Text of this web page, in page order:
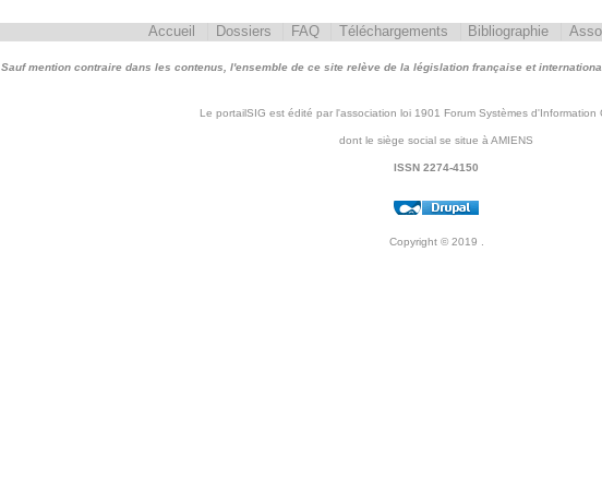
Accueil Dossiers FAQ Téléchargements Bibliographie
Sauf mention contraire dans les contenus, l'ensemble de ce site relève de la législation française et
Le portailSIG est édité par l'association loi 1901 Forum Systèmes d'Information
dont le siège social se situe à AMIENS
ISSN 2274-4150
Copyright © 2019